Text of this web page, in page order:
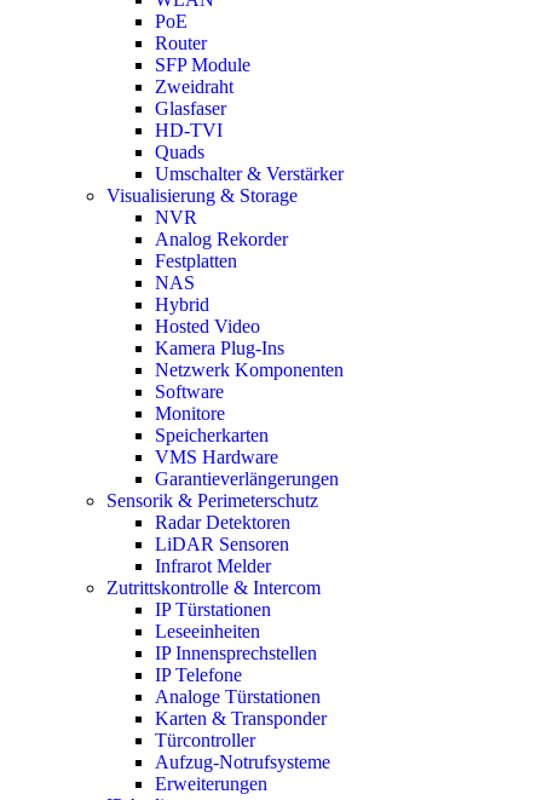
PoE
Router
SFP Module
Zweidraht
Glasfaser
HD-TVI
Quads
Umschalter & Verstärker
Visualisierung & Storage
NVR
Analog Rekorder
Festplatten
NAS
Hybrid
Hosted Video
Kamera Plug-Ins
Netzwerk Komponenten
Software
Monitore
Speicherkarten
VMS Hardware
Garantieverlängerungen
Sensorik & Perimeterschutz
Radar Detektoren
LiDAR Sensoren
Infrarot Melder
Zutrittskontrolle & Intercom
IP Türstationen
Leseeinheiten
IP Innensprechstellen
IP Telefone
Analoge Türstationen
Karten & Transponder
Türcontroller
Aufzug-Notrufsysteme
Erweiterungen